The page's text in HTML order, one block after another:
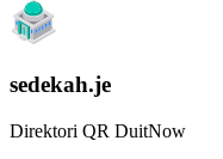
sedekah.je
Direktori QR DuitNow